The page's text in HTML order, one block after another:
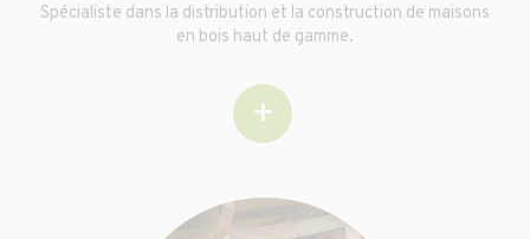
Spécialiste dans la distribution et la construction de maisons
en bois haut de gamme.
+